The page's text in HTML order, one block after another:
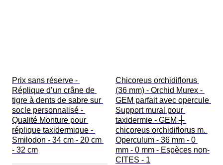
Prix sans réserve -
Réplique d’un crâne de
tigre à dents de sabre sur
socle personnalisé -
Qualité Monture pour
réplique taxidermique -
Smilodon - 34 cm - 20 cm
- 32 cm
Chicoreus orchidiflorus
(36 mm) - Orchid Murex -
GEM parfait avec opercule
Support mural pour
taxidermie - GEM ┼
chicoreus orchidiflorus m.
Operculum - 36 mm - 0
mm - 0 mm - Espèces non-
CITES - 1